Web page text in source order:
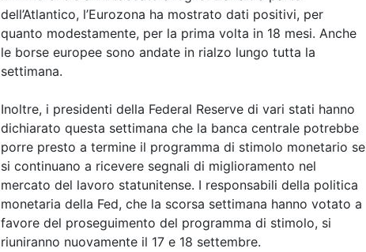
dell’Atlantico, l’Eurozona ha mostrato dati positivi, per
quanto modestamente, per la prima volta in 18 mesi. Anche
le borse europee sono andate in rialzo lungo tutta la
settimana.
Inoltre, i presidenti della Federal Reserve di vari stati hanno
dichiarato questa settimana che la banca centrale potrebbe
porre presto a termine il programma di stimolo monetario se
si continuano a ricevere segnali di miglioramento nel
mercato del lavoro statunitense. I responsabili della politica
monetaria della Fed, che la scorsa settimana hanno votato a
favore del proseguimento del programma di stimolo, si
riuniranno nuovamente il 17 e 18 settembre.